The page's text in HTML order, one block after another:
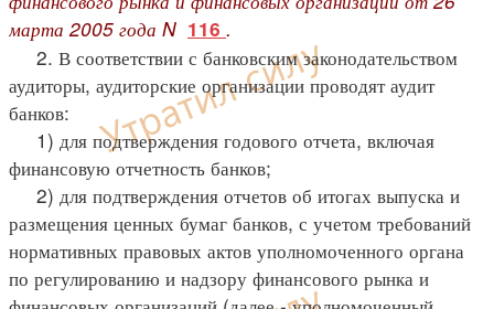
марта 2005 года N 116 .
2. В соответствии с банковским законодательством
аудиторы, аудиторские организации проводят аудит
банков:
1) для подтверждения годового отчета, включая
финансовую отчетность банков;
2) для подтверждения отчетов об итогах выпуска и
размещения ценных бумаг банков, с учетом требований
нормативных правовых актов уполномоченного органа
по регулированию и надзору финансового рынка и